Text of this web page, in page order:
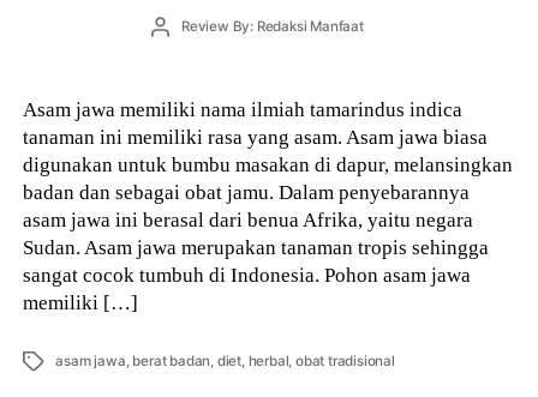
PostReview By: Redaksi Manfaat
Asam jawa memiliki nama ilmiah tamarindus indica
tanaman ini memiliki rasa yang asam. Asam jawa biasa
digunakan untuk bumbu masakan di dapur, melansingkan
badan dan sebagai obat jamu. Dalam penyebarannya
asam jawa ini berasal dari benua Afrika, yaitu negara
Sudan. Asam jawa merupakan tanaman tropis sehingga
sangat cocok tumbuh di Indonesia. Pohon asam jawa
memiliki […]
Tags asam jawa, berat badan, diet, herbal,obat tradisional